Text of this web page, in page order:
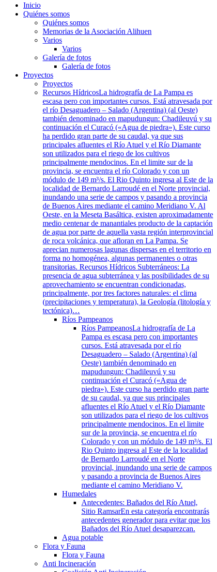
Inicio
Quiénes somos
Quiénes somos
Memorias de la Asociación Alihuen
Varios
Varios
Galería de fotos
Galería de fotos
Proyectos
Proyectos
Recursos HídricosLa hidrografía de La Pampa es
escasa pero con importantes cursos. Está atravesada por
el río Desaguadero – Salado (Argentina) (al Oeste)
también denominado en mapudungun: Chadileuvú y su
continuación el Curacó («Agua de piedra»). Este curso
ha perdido gran parte de su caudal, ya que sus
principales afluentes el Río Atuel y el Río Diamante
son utilizados para el riego de los cultivos
principalmente mendocinos. En el limite sur de la
provincia, se encuentra el río Colorado y con un
módulo de 149 m³/s. El Rio Quinto ingresa al Este de la
localidad de Bernardo Larroudé en el Norte provincial,
inundando una serie de campos y pasando a provincia
de Buenos Aires mediante el camino Meridiano V. Al
Oeste, en la Meseta Basáltica, existen aproximadamente
medio centenar de manantiales producto de la captación
de agua por parte de aquella vasta región interprovincial
de roca volcánica, que afloran en La Pampa. Se
aprecian numerosas lagunas dispersas en el territorio en
forma no homogénea, algunas permanentes o otras
transitorias. Recursos Hídricos Subterráneos: La
presencia de agua subterránea y las posibilidades de su
aprovechamiento se encuentran condicionadas,
principalmente, por tres factores naturales: el clima
(precipitaciones y temperatura), la Geología (litología y
tectónica)…
Ríos Pampeanos
Ríos PampeanosLa hidrografía de La
Pampa es escasa pero con importantes
cursos. Está atravesada por el río
Desaguadero – Salado (Argentina) (al
Oeste) también denominado en
mapudungun: Chadileuvú y su
continuación el Curacó («Agua de
piedra»). Este curso ha perdido gran parte
de su caudal, ya que sus principales
afluentes el Río Atuel y el Río Diamante
son utilizados para el riego de los cultivos
principalmente mendocinos. En el limite
sur de la provincia, se encuentra el río
Colorado y con un módulo de 149 m³/s. El
Rio Quinto ingresa al Este de la localidad
de Bernardo Larroudé en el Norte
provincial, inundando una serie de campos
y pasando a provincia de Buenos Aires
mediante el camino Meridiano V.
Humedales
Antecedentes: Bañados del Río Atuel,
Sitio RamsarEn esta categoría encontrarás
antecedentes generador para evitar que los
Bañados del Río Atuel desaparezcan.
Agua potable
Flora y Fauna
Flora y Fauna
Anti Incineración